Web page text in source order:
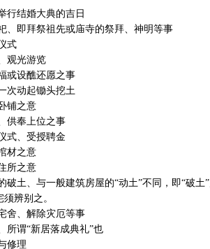
行结婚大典的吉日
、即拜祭祖先或庙寺的祭拜、神明等事
式
观光游览
或设醮还愿之事
次动起锄头挖土
铺之意
供奉上位之事
式、受授聘金
材之意
所之意
破土、与一般建筑房屋的“动土”不同，即“破
辨别之。
舍、解除灾厄等事
所谓“新居落成典礼”也
修理